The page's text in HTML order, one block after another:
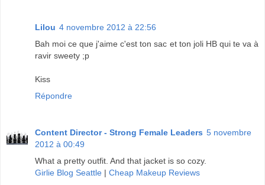
Lilou 4 novembre 2012 à 22:56
Bah moi ce que j'aime c'est ton sac et ton joli HB qui te va à
ravir sweety ;p
Kiss
Répondre
Content Director - Strong Female Leaders 5 novembre
2012 à 00:49
What a pretty outfit. And that jacket is so cozy.
Girlie Blog Seattle | Cheap Makeup Reviews